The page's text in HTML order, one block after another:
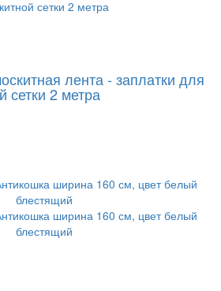
лента - заплатки для
сетки 2 метра